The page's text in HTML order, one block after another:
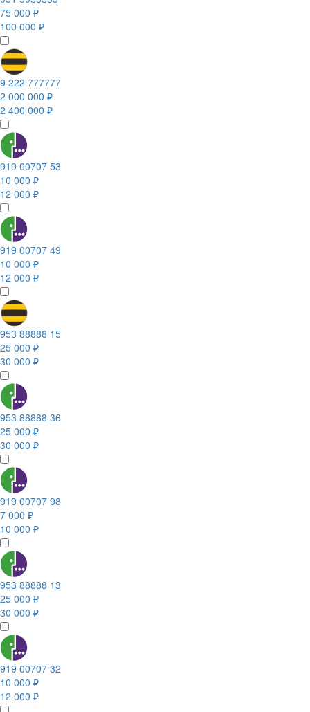
75 000 ₽
100 000 ₽
9 222 777777
2 000 000 ₽
2 400 000 ₽
919 00707 53
10 000 ₽
12 000 ₽
919 00707 49
10 000 ₽
12 000 ₽
953 88888 15
25 000 ₽
30 000 ₽
953 88888 36
25 000 ₽
30 000 ₽
919 00707 98
7 000 ₽
10 000 ₽
953 88888 13
25 000 ₽
30 000 ₽
919 00707 32
10 000 ₽
12 000 ₽